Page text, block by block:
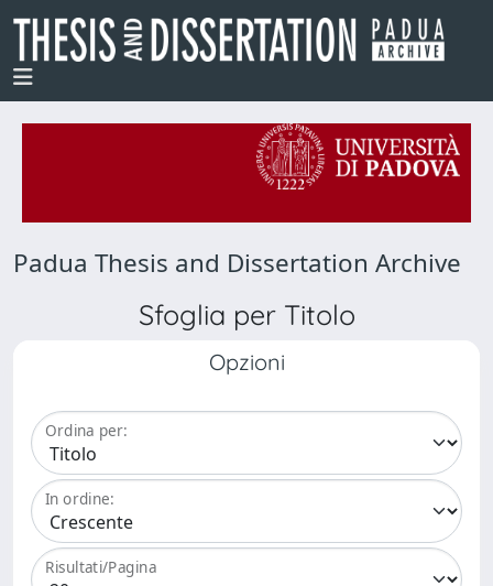
Padua Thesis and Dissertation Archive
Sfoglia per Titolo
Opzioni
Ordina per:
In ordine:
Risultati/Pagina